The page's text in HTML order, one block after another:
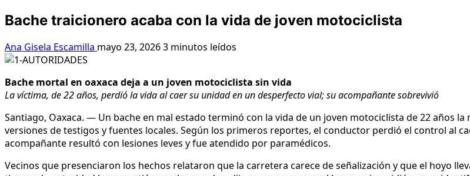
Bache traicionero acaba con la vida de joven motociclista
Ana Gisela Escamilla mayo 23, 20263 minutos leídos
Bache mortal en oaxaca deja a un joven motociclista sin vida
La víctima, de 22 años, perdió la vida al caer su unidad en un desperfecto vial; su acompañante sobrevivió
Santiago, Oaxaca. — Un bache en mal estado terminó con la vida de un joven motociclista de 22 años
versiones de testigos y fuentes locales. Según los primeros reportes, el conductor perdió el control al
acompañante resultó con lesiones leves y fue atendido por paramédicos.
Vecinos que presenciaron los hechos relataron que la carretera carece de señalización y que el hoyo